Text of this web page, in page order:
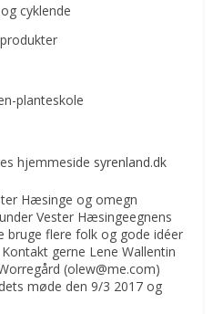
cyklende
planteskole
hjemmeside syrenland.dk
Hæsinge og omegn
Vester Hæsingeegnens
bruge flere folk og gode idéer
gerne Lene Wallentin
(olew@me.com)
møde den 9/3 2017 og